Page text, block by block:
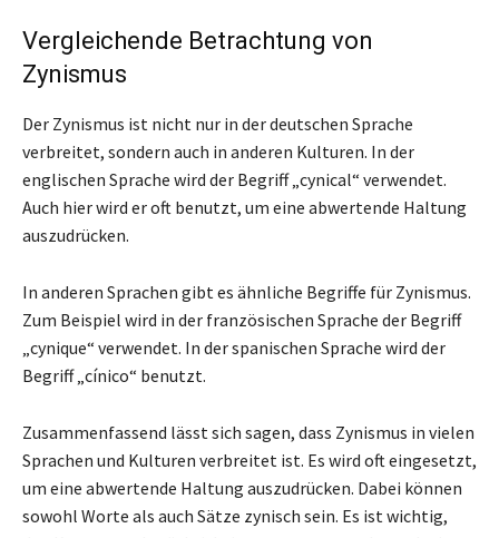
Vergleichende Betrachtung von
Zynismus
Der Zynismus ist nicht nur in der deutschen Sprache
verbreitet, sondern auch in anderen Kulturen. In der
englischen Sprache wird der Begriff „cynical“ verwendet.
Auch hier wird er oft benutzt, um eine abwertende Haltung
auszudrücken.
In anderen Sprachen gibt es ähnliche Begriffe für Zynismus.
Zum Beispiel wird in der französischen Sprache der Begriff
„cynique“ verwendet. In der spanischen Sprache wird der
Begriff „cínico“ benutzt.
Zusammenfassend lässt sich sagen, dass Zynismus in vielen
Sprachen und Kulturen verbreitet ist. Es wird oft eingesetzt,
um eine abwertende Haltung auszudrücken. Dabei können
sowohl Worte als auch Sätze zynisch sein. Es ist wichtig,